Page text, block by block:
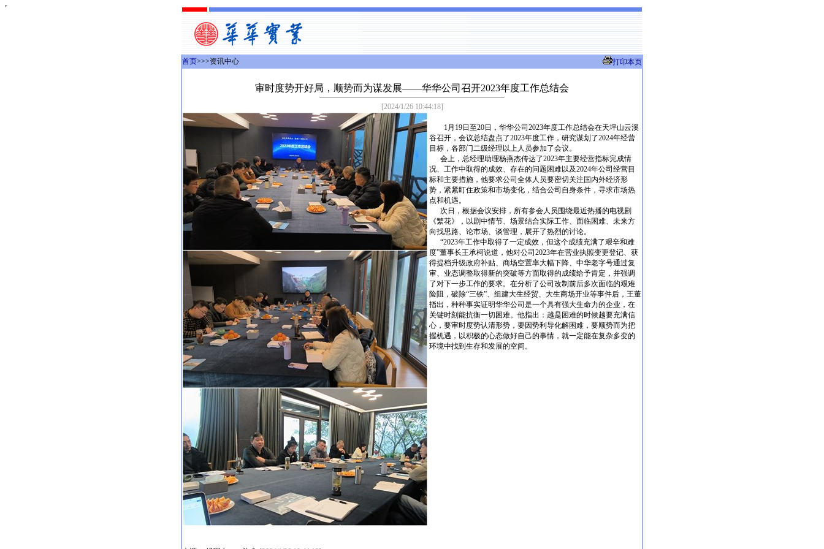
首页>>>资讯中心 打印本页
审时度势开好局，顺势而为谋发展——华华公司召开2023年度工作总结会
[2024/1/26 10:44:18]
1月19日至20日，华华公司2023年度工作总结会在天坪山云溪
谷召开，会议总结盘点了2023年度工作，研究谋划了2024年经营
目标，各部门二级经理以上人员参加了会议。
会上，总经理助理杨燕杰传达了2023年主要经营指标完成情
况、工作中取得的成效、存在的问题困难以及2024年公司经营目
标和主要措施，他要求公司全体人员要密切关注国内外经济形
势，紧紧盯住政策和市场变化，结合公司自身条件，寻求市场热
点和机遇。
次日，根据会议安排，所有参会人员围绕最近热播的电视剧
《繁花》，以剧中情节、场景结合实际工作、面临困难、未来方
向找思路、论市场、谈管理，展开了热烈的讨论。
“2023年工作中取得了一定成效，但这个成绩充满了艰辛和难
度”董事长王承柯说道，他对公司2023年在营业执照变更登记、获
得提档升级政府补贴、商场空置率大幅下降、中华老字号通过复
审、业态调整取得新的突破等方面取得的成绩给予肯定，并强调
了对下一步工作的要求。在分析了公司改制前后多次面临的艰难
险阻，破除“三铁”、组建大生经贸、大生商场开业等事件后，王董
指出，种种事实证明华华公司是一个具有强大生命力的企业，在
关键时刻能抗衡一切困难。他指出：越是困难的时候越要充满信
心，要审时度势认清形势，要因势利导化解困难，要顺势而为把
握机遇，以积极的心态做好自己的事情，就一定能在复杂多变的
环境中找到生存和发展的空间。